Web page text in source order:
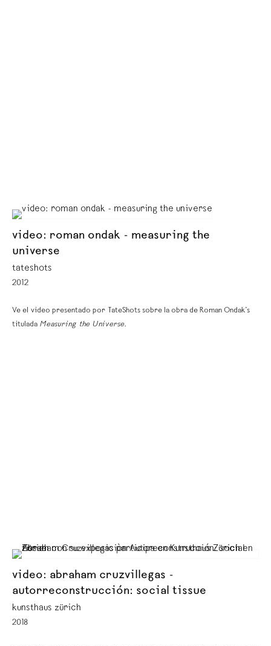
video: roman ondak - measuring the
universe
tateshots
2012
Ve el video presentado por TateShots sobre la obra de Roman Ondak’s
titulada Measuring the Universe.
video: abraham cruzvillegas -
autorreconstrucción: social tissue
kunsthaus zürich
2018